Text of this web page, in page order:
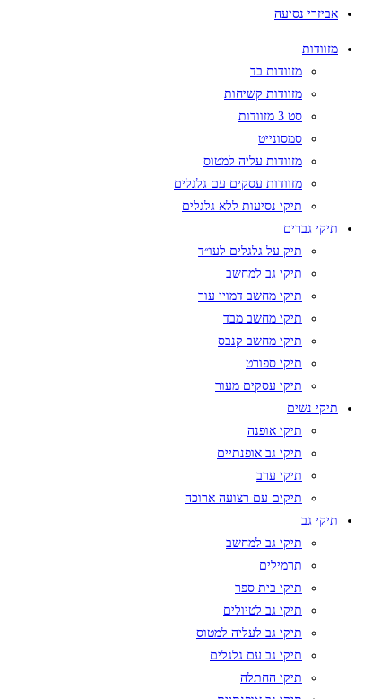
אביזרי נסיעה
מזוודות
מזוודות בד
מזוודות קשיחות
סט 3 מזוודות
סמסונייט
מזוודות עליה למטוס
מזוודות עסקים עם גלגלים
תיקי נסיעות ללא גלגלים
תיקי גברים
תיק על גלגלים לעו״ד
תיקי גב למחשב
תיקי מחשב דמויי עור
תיקי מחשב מבד
תיקי מחשב קנבס
תיקי ספורט
תיקי עסקים מעור
תיקי נשים
תיקי אופנה
תיקי גב אופנתיים
תיקי ערב
תיקים עם רצועה ארוכה
תיקי גב
תיקי גב למחשב
תרמילים
תיקי בית ספר
תיקי גב לטיולים
תיקי גב לעליה למטוס
תיקי גב עם גלגלים
תיקי החתלה